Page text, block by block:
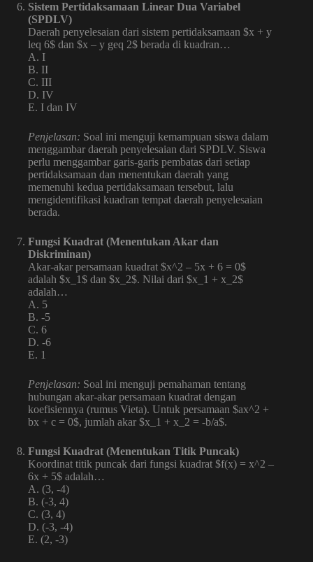
Sistem Pertidaksamaan Linear Dua Variabel
(SPDLV)
Daerah penyelesaian dari sistem pertidaksamaan $x + y
leq 6$ dan $x – y geq 2$ berada di kuadran…
A. I
B. II
C. III
D. IV
E. I dan IV
Penjelasan: Soal ini menguji kemampuan siswa dalam
menggambar daerah penyelesaian dari SPDLV. Siswa
perlu menggambar garis-garis pembatas dari setiap
pertidaksamaan dan menentukan daerah yang
memenuhi kedua pertidaksamaan tersebut, lalu
mengidentifikasi kuadran tempat daerah penyelesaian
berada.
Fungsi Kuadrat (Menentukan Akar dan
Diskriminan)
Akar-akar persamaan kuadrat $x^2 – 5x + 6 = 0$
adalah $x_1$ dan $x_2$. Nilai dari $x_1 + x_2$
adalah…
A. 5
B. -5
C. 6
D. -6
E. 1
Penjelasan: Soal ini menguji pemahaman tentang
hubungan akar-akar persamaan kuadrat dengan
koefisiennya (rumus Vieta). Untuk persamaan $ax^2 +
bx + c = 0$, jumlah akar $x_1 + x_2 = -b/a$.
Fungsi Kuadrat (Menentukan Titik Puncak)
Koordinat titik puncak dari fungsi kuadrat $f(x) = x^2 –
6x + 5$ adalah…
A. (3, -4)
B. (-3, 4)
C. (3, 4)
D. (-3, -4)
E. (2, -3)